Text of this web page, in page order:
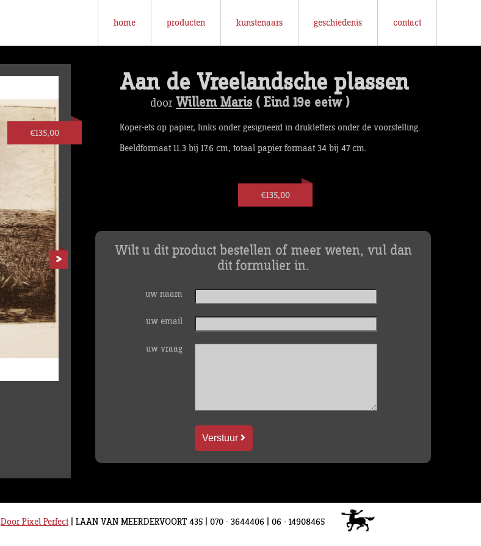
home producten kunstenaars geschiedenis contact
€135,00
Aan de Vreelandsche plassen
door Willem Maris ( Eind 19e eeiw )
Koper-ets op papier, links onder gesigneerd in drukletters onder de voorstelling.
Beeldformaat 11.3 bij 17.6 cm, totaal papier formaat 34 bij 47 cm.
€135,00
Wilt u dit product bestellen of meer weten, vul dan
dit formulier in.
uw naam
uw email
uw vraag
Verstuur
Door Pixel Perfect LAAN VAN MEERDERVOORT 435 070 - 3644406 | 06 - 14908465